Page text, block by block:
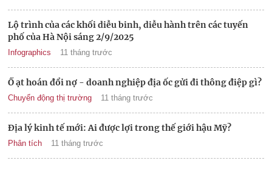
Lộ trình của các khối diễu binh, diễu hành trên các tuyến
phố của Hà Nội sáng 2/9/2025
Infographics 11 tháng trước
Ồ ạt hoán đổi nợ - doanh nghiệp địa ốc gửi đi thông điệp gì?
Chuyển động thị trường 11 tháng trước
Địa lý kinh tế mới: Ai được lợi trong thế giới hậu Mỹ?
Phân tích 11 tháng trước